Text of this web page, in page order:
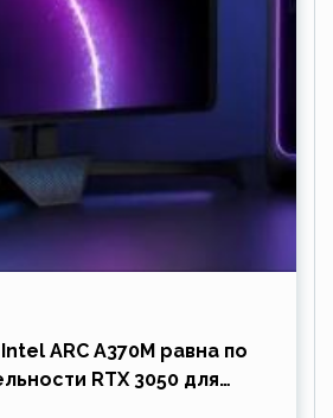
ARC A370M равна по
RTX 3050 для